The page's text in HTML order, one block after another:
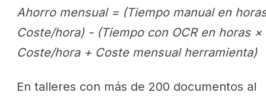
Ahorro mensual = (Tiempo manual en
Coste/hora) - (Tiempo con OCR en horas ×
Coste/hora + Coste mensual herramienta)
En talleres con más de 200 documentos al